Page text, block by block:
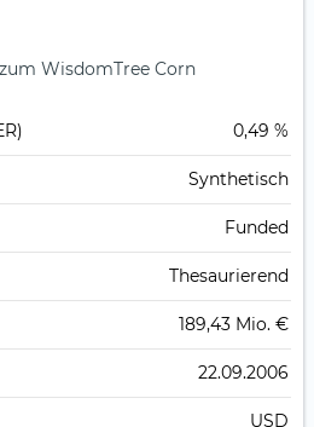
WisdomTree Corn
0,49 %
Synthetisch
Funded
Thesaurierend
189,43 Mio. €
22.09.2006
USD